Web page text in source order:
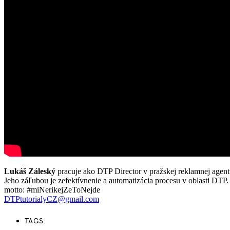
Lukáš Záleský pracuje ako DTP Director v pražskej reklamnej
Jeho záľubou je zefektívnenie a automatizácia procesu v oblasti DTP.
motto: #miNerikejZeToNejde
DTPtutorialyCZ@gmail.com
TAGS: